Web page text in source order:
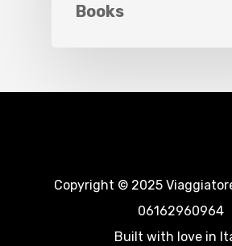
Books
Copyright © 2025
06162960964
Built with love in